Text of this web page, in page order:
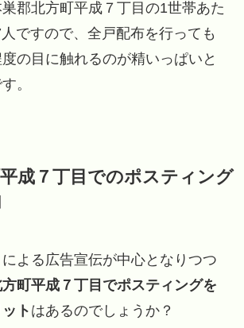
郡北方町平成７丁目の1世帯あた
ですので、全戸配布を行っても
の目に触れるのが精いっぱいと
。
成７丁目でのポスティング
よる広告宣伝が中心となりつつ
町平成７丁目でポスティングを
ト はあるのでしょうか？